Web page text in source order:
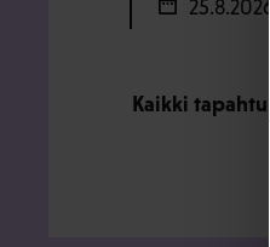
25.8.2026
Kaikki